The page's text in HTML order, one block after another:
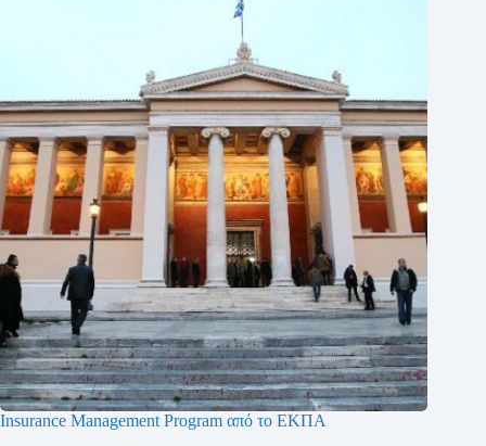
Insurance Management Program από το ΕΚΠΑ